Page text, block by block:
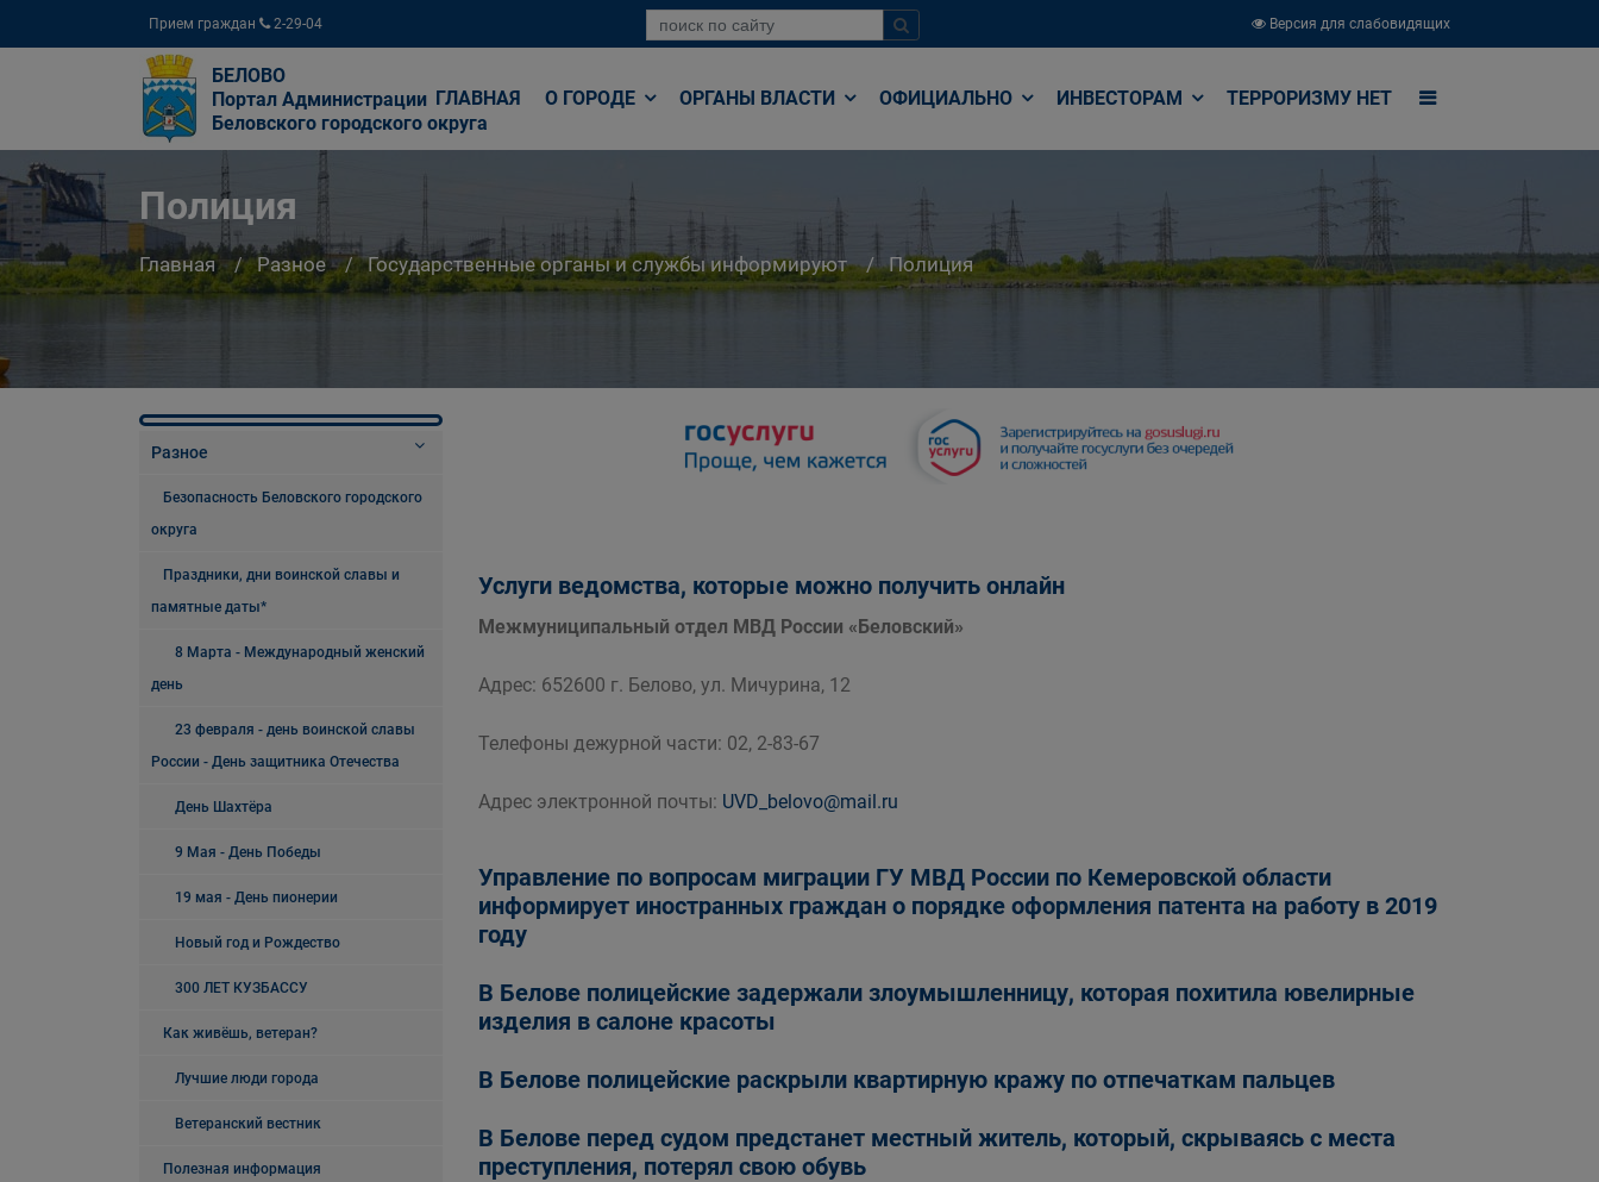
Прием граждан 2-29-04 Версия для слабовидящих
БЕЛОВО
Портал Администрации
Беловского городского округа
ГЛАВНАЯ О ГОРОДЕ ОРГАНЫ ВЛАСТИ ОФИЦИАЛЬНО ИНВЕСТОРАМ ТЕРРОРИЗМУ НЕТ
Полиция
Главная Разное Государственные органы и службы информируют Полиция
Разное
Безопасность Беловского городского
округа
Праздники, дни воинской славы и
памятные даты*
8 Марта - Международный женский
день
23 февраля - день воинской славы
России - День защитника Отечества
День Шахтёра
9 Мая - День Победы
19 мая - День пионерии
Новый год и Рождество
300 ЛЕТ КУЗБАССУ
Как живёшь, ветеран?
Лучшие люди города
Ветеранский вестник
Полезная информация
Услуги ведомства, которые можно получить онлайн
Межмуниципальный отдел МВД России «Беловский»
Адрес: 652600 г. Белово, ул. Мичурина, 12
Телефоны дежурной части: 02, 2-83-67
Адрес электронной почты: UVD_belovo@mail.ru
Управление по вопросам миграции ГУ МВД России по Кемеровской области
информирует иностранных граждан о порядке оформления патента на работу в 2019
году
В Белове полицейские задержали злоумышленницу, которая похитила ювелирные
изделия в салоне красоты
В Белове полицейские раскрыли квартирную кражу по отпечаткам пальцев
В Белове перед судом предстанет местный житель, который, скрываясь с места
преступления, потерял свою обувь